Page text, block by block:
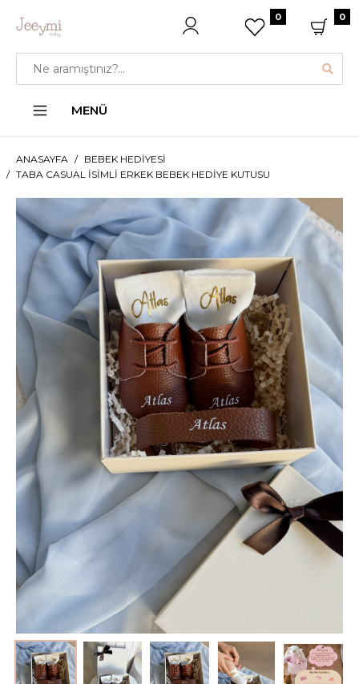
0 0
MENÜ
ANASAYFA
BEBEK HEDIYESI
TABA CASUAL İSIMLI ERKEK BEBEK HEDIYE KUTUSU